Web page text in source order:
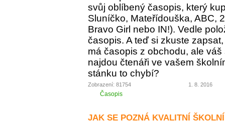
svůj oblíbený časopis, který
Sluníčko, Mateřídouška, ABC,
Bravo Girl nebo IN!). Vedle
časopis. A teď si zkuste
má časopis z obchodu, ale
najdou čtenáři ve vašem
stánku to chybí?
Zobrazení: 81754 1. 8. 2016
Časopis
JAK SE POZNÁ KVALITNÍ